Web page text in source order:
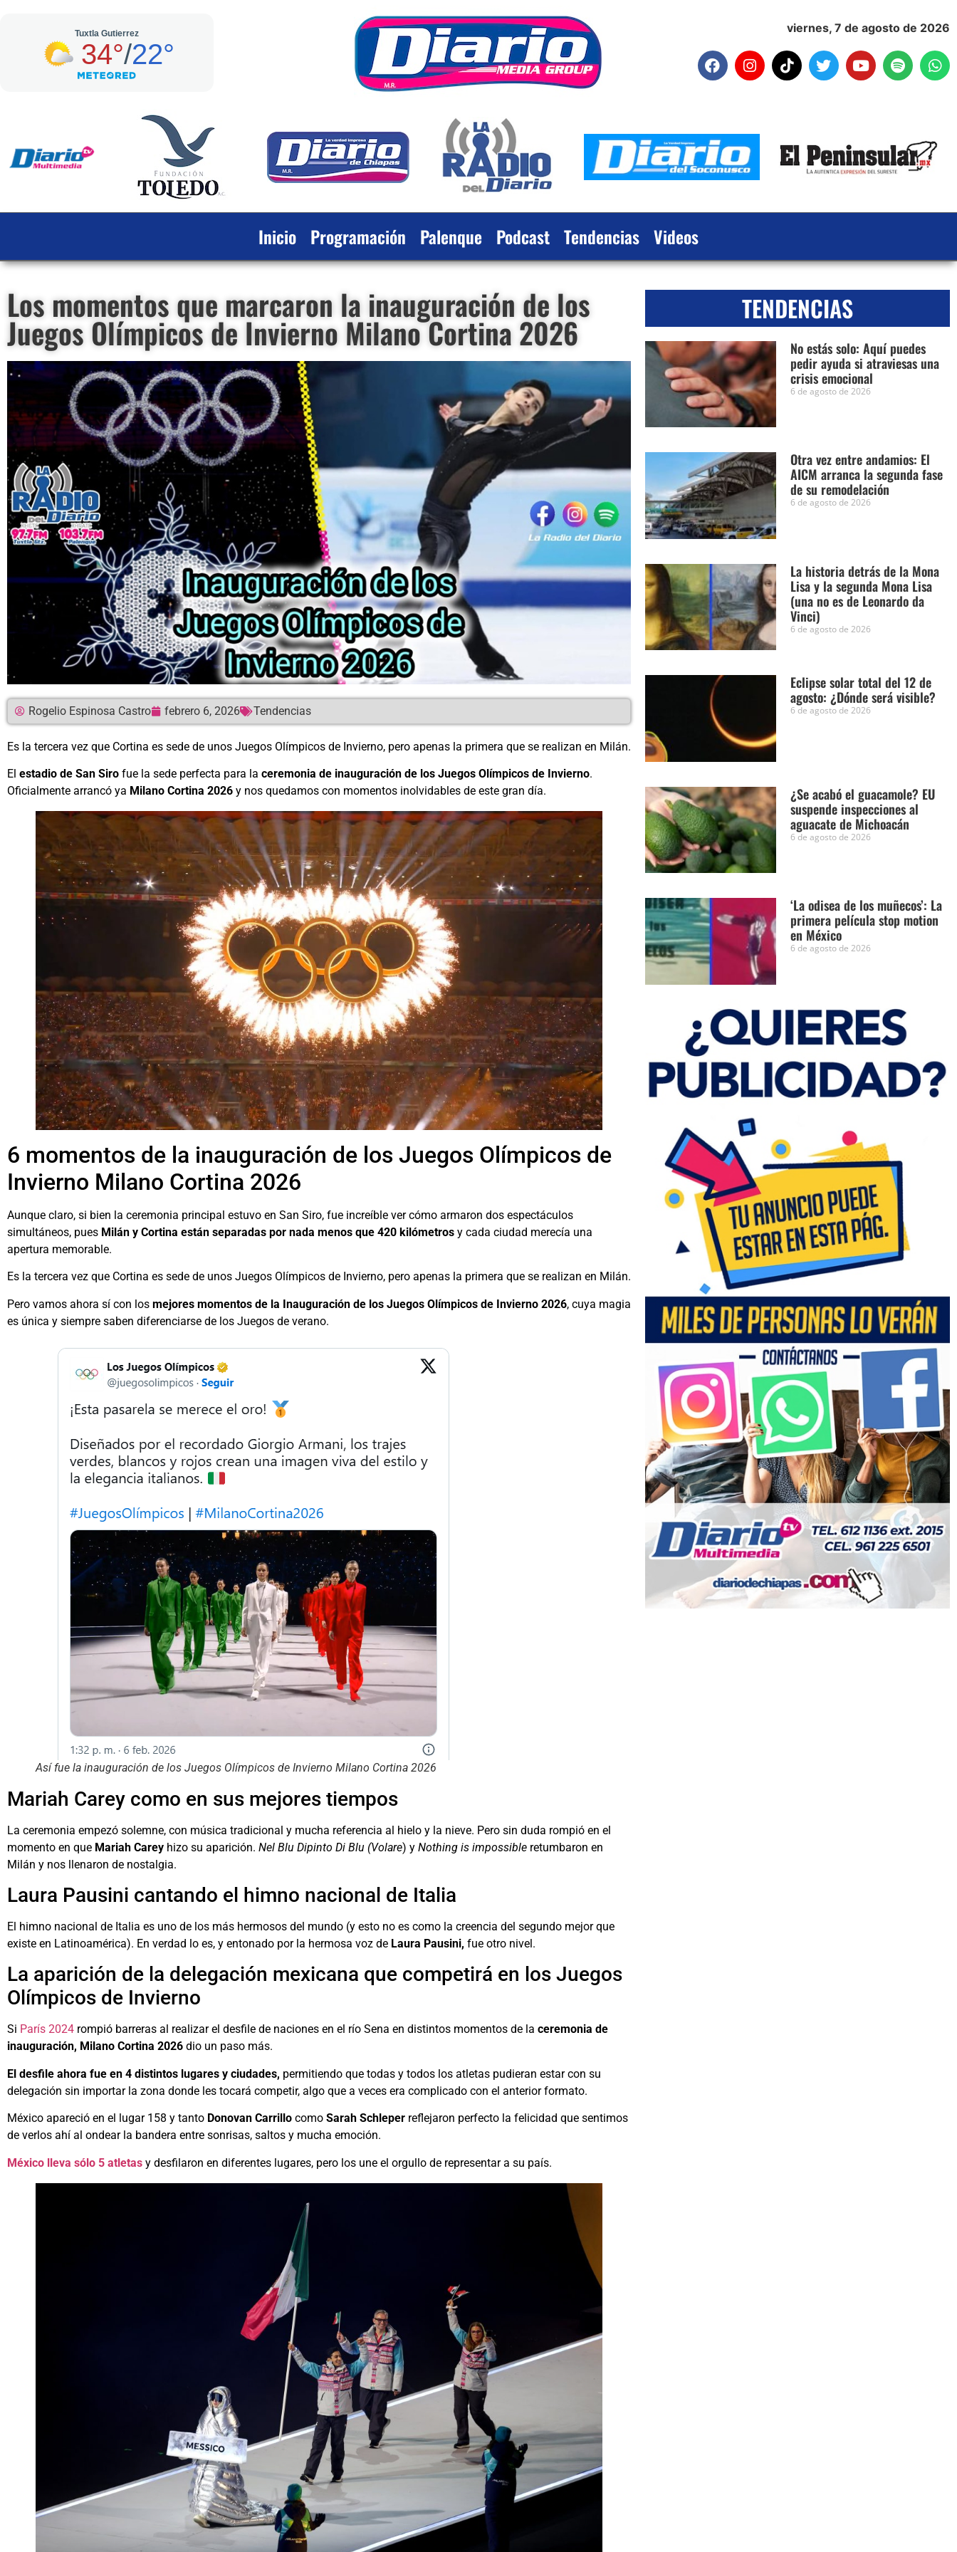
viernes, 7 de agosto de 2026
Inicio Programación Palenque Podcast Tendencias Videos
Los momentos que marcaron la inauguración de los
Juegos Olímpicos de Invierno Milano Cortina 2026
Rogelio Espinosa Castro febrero 6, 2026 Tendencias
Es la tercera vez que Cortina es sede de unos Juegos Olímpicos de Invierno, pero apenas la primera que se realizan en Milán.
El estadio de San Siro fue la sede perfecta para la ceremonia de inauguración de los Juegos Olímpicos de Invierno.
Oficialmente arrancó ya Milano Cortina 2026 y nos quedamos con momentos inolvidables de este gran día.
6 momentos de la inauguración de los Juegos Olímpicos de
Invierno Milano Cortina 2026
Aunque claro, si bien la ceremonia principal estuvo en San Siro, fue increíble ver cómo armaron dos espectáculos
simultáneos, pues Milán y Cortina están separadas por nada menos que 420 kilómetros y cada ciudad merecía una
apertura memorable.
Es la tercera vez que Cortina es sede de unos Juegos Olímpicos de Invierno, pero apenas la primera que se realizan en Milán.
Pero vamos ahora sí con los mejores momentos de la Inauguración de los Juegos Olímpicos de Invierno 2026, cuya magia
es única y siempre saben diferenciarse de los Juegos de verano.
Así fue la inauguración de los Juegos Olímpicos de Invierno Milano Cortina 2026
Mariah Carey como en sus mejores tiempos
La ceremonia empezó solemne, con música tradicional y mucha referencia al hielo y la nieve. Pero sin duda rompió en el
momento en que Mariah Carey hizo su aparición. Nel Blu Dipinto Di Blu (Volare) y Nothing is impossible retumbaron en
Milán y nos llenaron de nostalgia.
Laura Pausini cantando el himno nacional de Italia
El himno nacional de Italia es uno de los más hermosos del mundo (y esto no es como la creencia del segundo mejor que
existe en Latinoamérica). En verdad lo es, y entonado por la hermosa voz de Laura Pausini, fue otro nivel.
La aparición de la delegación mexicana que competirá en los Juegos
Olímpicos de Invierno
Si París 2024 rompió barreras al realizar el desfile de naciones en el río Sena en distintos momentos de la ceremonia de
inauguración, Milano Cortina 2026 dio un paso más.
El desfile ahora fue en 4 distintos lugares y ciudades, permitiendo que todas y todos los atletas pudieran estar con su
delegación sin importar la zona donde les tocará competir, algo que a veces era complicado con el anterior formato.
México apareció en el lugar 158 y tanto Donovan Carrillo como Sarah Schleper reflejaron perfecto la felicidad que sentimos
de verlos ahí al ondear la bandera entre sonrisas, saltos y mucha emoción.
México lleva sólo 5 atletas y desfilaron en diferentes lugares, pero los une el orgullo de representar a su país.
TENDENCIAS
No estás solo: Aquí puedes
pedir ayuda si atraviesas una
crisis emocional
6 de agosto de 2026
Otra vez entre andamios: El
AICM arranca la segunda fase
de su remodelación
6 de agosto de 2026
La historia detrás de la Mona
Lisa y la segunda Mona Lisa
(una no es de Leonardo da
Vinci)
6 de agosto de 2026
Eclipse solar total del 12 de
agosto: ¿Dónde será visible?
6 de agosto de 2026
¿Se acabó el guacamole? EU
suspende inspecciones al
aguacate de Michoacán
6 de agosto de 2026
‘La odisea de los muñecos’: La
primera película stop motion
en México
6 de agosto de 2026